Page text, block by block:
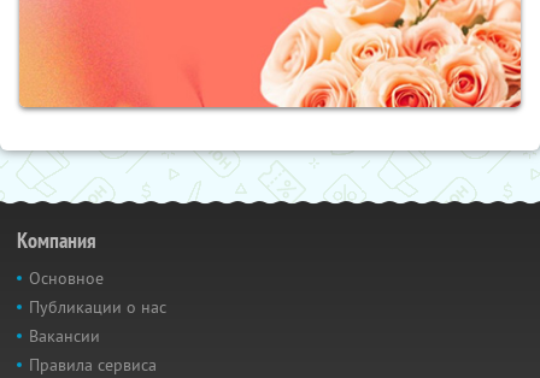
Компания
Основное
Публикации о нас
Вакансии
Правила сервиса